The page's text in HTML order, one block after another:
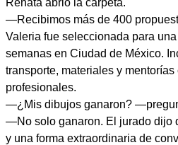
Renata abrió la carpeta.
—Recibimos más de 400
Valeria fue seleccionada para
semanas en Ciudad de México.
transporte, materiales y
profesionales.
—¿Mis dibujos ganaron?
—No solo ganaron. El jurado dijo
y una forma extraordinaria de